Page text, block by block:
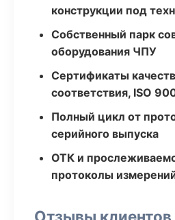
конструкции под
Собственный парк
оборудования ЧПУ
Сертификаты
соответствия, ISO
Полный цикл от
серийного выпуска
ОТК и
протоколы
Отзывы клиентов